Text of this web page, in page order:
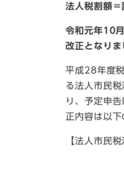
法人税割額
令和元年10
改正となりま
平成28年度
る法人市民
り、予定申
正内容は以下
【法人市民